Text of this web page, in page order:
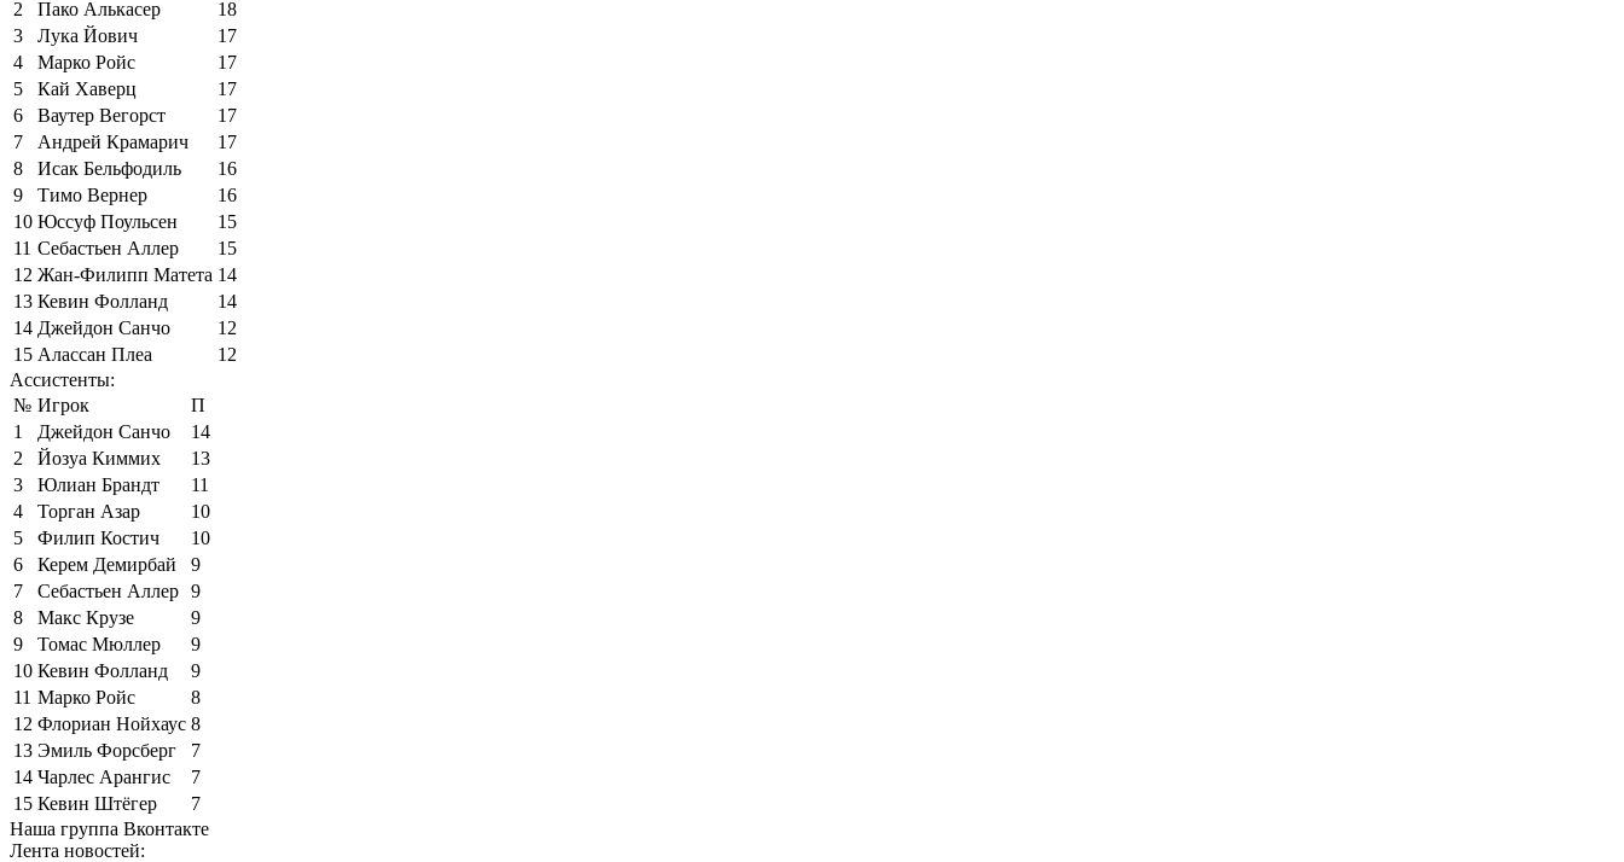
2
Пако Алькасер
18
3
Лука Йович
17
4
Марко Ройс
17
5
Кай Хаверц
17
6
Ваутер Вегорст
17
7
Андрей Крамарич
17
8
Исак Бельфодиль
16
9
Тимо Вернер
16
10 Юссуф Поульсен
15
11 Себастьен Аллер
15
12 Жан-Филипп Матета 14
13 Кевин Фолланд
14
14 Джейдон Санчо
12
15 Алассан Плеа
12
Ассистенты:
№ Игрок
П
1
Джейдон Санчо
14
2
Йозуа Киммих
13
3
Юлиан Брандт
11
4
Торган Азар
10
5
Филип Костич
10
6
Керем Демирбай
9
7
Себастьен Аллер 9
8
Макс Крузе
9
9
Томас Мюллер
9
10 Кевин Фолланд
9
11 Марко Ройс
8
12 Флориан Нойхаус 8
13 Эмиль Форсберг
7
14 Чарлес Арангис
7
15 Кевин Штёгер
7
Наша группа Вконтакте
Лента новостей: